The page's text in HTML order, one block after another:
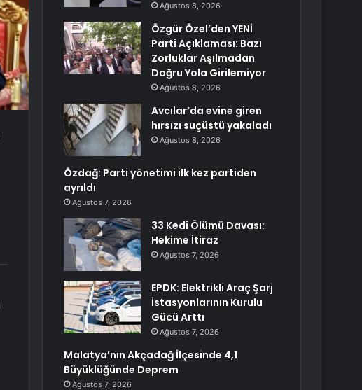
Ağustos 8, 2026
Özgür Özel’den YENİ
Parti Açıklaması: Bazı
Zorluklar Aşılmadan
Doğru Yola Girilemiyor
Ağustos 8, 2026
Avcılar’da evine giren
hırsızı suçüstü yakaladı
Ağustos 8, 2026
Özdağ: Parti yönetimi ilk kez partiden
ayrıldı
Ağustos 7, 2026
33 Kedi Ölümü Davası:
Hekime İtiraz
Ağustos 7, 2026
EPDK: Elektrikli Araç Şarj
İstasyonlarının Kurulu
Gücü Arttı
Ağustos 7, 2026
Malatya’nın Akçadağ İlçesinde 4,1
Büyüklüğünde Deprem
Ağustos 7, 2026